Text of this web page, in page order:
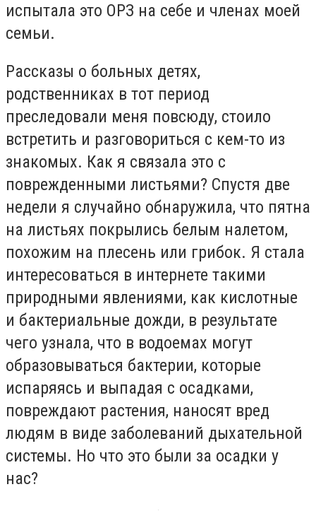
испытала это ОРЗ на себе и членах моей
семьи.
Рассказы о больных детях,
родственниках в тот период
преследовали меня повсюду, стоило
встретить и разговориться с кем-то из
знакомых. Как я связала это с
поврежденными листьями? Спустя две
недели я случайно обнаружила, что пятна
на листьях покрылись белым налетом,
похожим на плесень или грибок. Я стала
интересоваться в интернете такими
природными явлениями, как кислотные
и бактериальные дожди, в результате
чего узнала, что в водоемах могут
образовываться бактерии, которые
испаряясь и выпадая с осадками,
повреждают растения, наносят вред
людям в виде заболеваний дыхательной
системы. Но что это были за осадки у
нас?